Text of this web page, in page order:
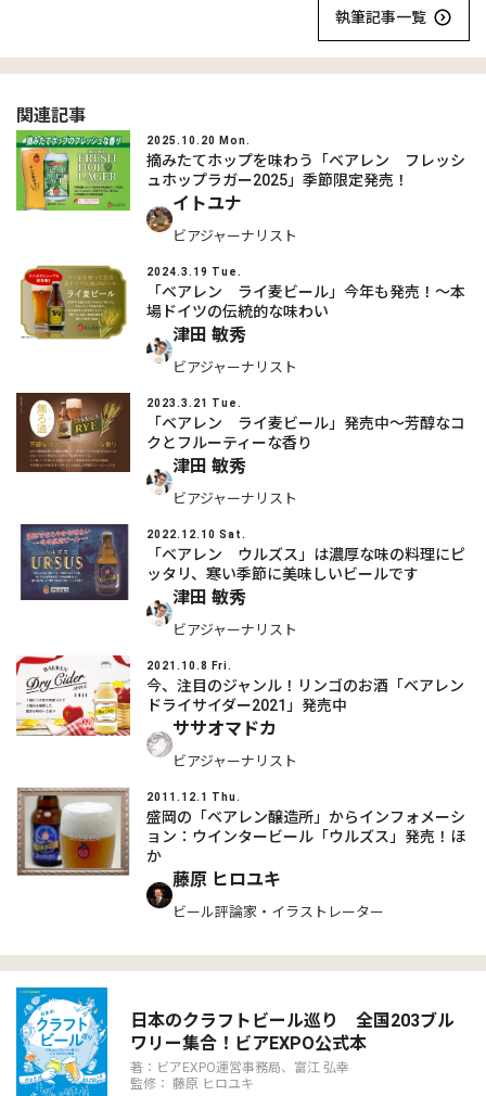
執筆記事一覧
関連記事
2025.10.20 Mon.
摘みたてホップを味わう「ベアレン フレッシ
ュホップラガー2025」季節限定発売！
イトユナ
ビアジャーナリスト
2024.3.19 Tue.
「ベアレン ライ麦ビール」今年も発売！～本
場ドイツの伝統的な味わい
津田 敏秀
ビアジャーナリスト
2023.3.21 Tue.
「ベアレン ライ麦ビール」発売中～芳醇なコ
クとフルーティーな香り
津田 敏秀
ビアジャーナリスト
2022.12.10 Sat.
「ベアレン ウルズス」は濃厚な味の料理にピ
ッタリ、寒い季節に美味しいビールです
津田 敏秀
ビアジャーナリスト
2021.10.8 Fri.
今、注目のジャンル！リンゴのお酒「ベアレン
ドライサイダー2021」発売中
ササオマドカ
ビアジャーナリスト
2011.12.1 Thu.
盛岡の「ベアレン醸造所」からインフォメーシ
ョン：ウインタービール「ウルズス」発売！ほ
か
藤原 ヒロユキ
ビール評論家・イラストレーター
日本のクラフトビール巡り 全国203ブル
ワリー集合！ビアEXPO公式本
著：ビアEXPO運営事務局、富江 弘幸
監修： 藤原 ヒロユキ